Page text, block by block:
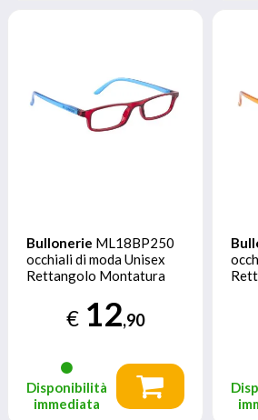
Bullonerie ML18BP250
occhiali di moda Unisex
Rettangolo Montatura
€ 12,90
Disponibilità
immediata